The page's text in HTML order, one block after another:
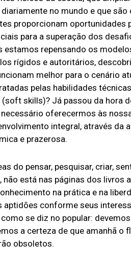
no mundo e que
proporcionam oportunidades
para a superação dos
estamos repensando os
rígidos e autoritários,
melhor para o cenário
pelas habilidades
skills)? Já passou da hora
oferecermos às
integral, através da
e prazerosa.
do pensar, pesquisar, criar,
não está nas páginas dos livros
na prática e na
aptidões conforme seus
se diz no popular:
a certeza de que amanhã o
obsoletos.